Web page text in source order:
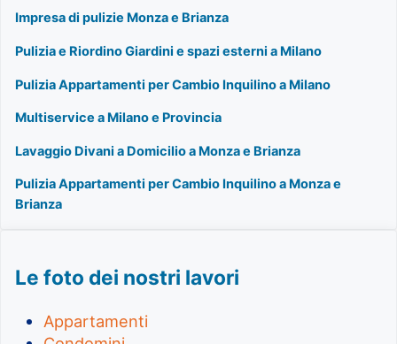
Impresa di pulizie Monza e Brianza
Pulizia e Riordino Giardini e spazi esterni a Milano
Pulizia Appartamenti per Cambio Inquilino a Milano
Multiservice a Milano e Provincia
Lavaggio Divani a Domicilio a Monza e Brianza
Pulizia Appartamenti per Cambio Inquilino a Monza e
Brianza
Le foto dei nostri lavori
Appartamenti